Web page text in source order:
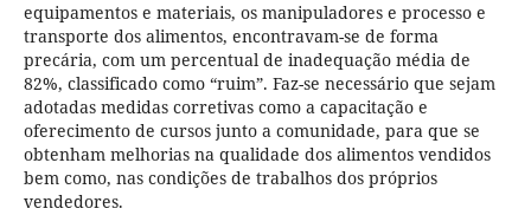
equipamentos e materiais, os manipuladores e processo e
transporte dos alimentos, encontravam-se de forma
precária, com um percentual de inadequação média de
82%, classificado como “ruim”. Faz-se necessário que sejam
adotadas medidas corretivas como a capacitação e
oferecimento de cursos junto a comunidade, para que se
obtenham melhorias na qualidade dos alimentos vendidos
bem como, nas condições de trabalhos dos próprios
vendedores.